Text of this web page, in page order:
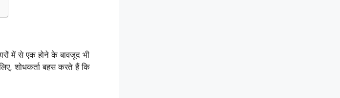
में से एक होने के बावजूद भी
शोधकर्ता बहस करते हैं कि